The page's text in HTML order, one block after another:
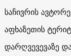
საჩივრის
აფხაზეთის
დარღვევევაზე